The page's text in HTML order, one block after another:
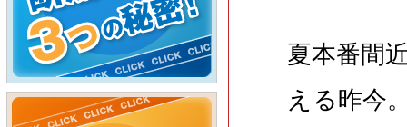
夏本番間
える昨今